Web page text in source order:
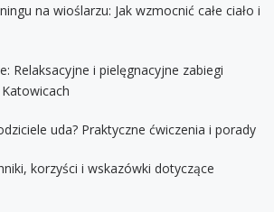
na wioślarzu: Jak wzmocnić całe ciało i
Relaksacyjne i pielęgnacyjne zabiegi
uda? Praktyczne ćwiczenia i porady
korzyści i wskazówki dotyczące